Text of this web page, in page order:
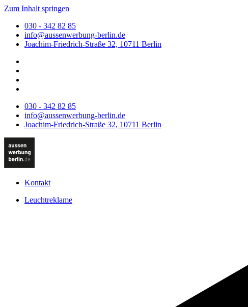
Zum Inhalt springen
030 - 342 82 85
info@aussenwerbung-berlin.de
Joachim-Friedrich-Straße 32, 10711 Berlin
030 - 342 82 85
info@aussenwerbung-berlin.de
Joachim-Friedrich-Straße 32, 10711 Berlin
Kontakt
Leuchtreklame